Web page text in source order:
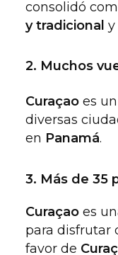
consolidó
y tradicional y
2. Muchos
Curaçaoes un
diversas
en Panamá.
3. Más de 35
Curaçaoes
para disfrutar
favor de